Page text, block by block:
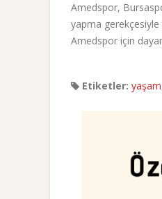
Amedspor,
yapma gerekçesiyle
Amedspor için
Etiketler: yaşam